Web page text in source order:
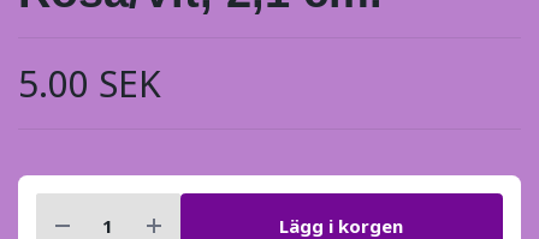
5.00 SEK
Lägg i korgen